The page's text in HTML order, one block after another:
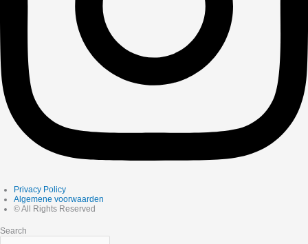
Privacy Policy
Algemene voorwaarden
© All Rights Reserved
Search